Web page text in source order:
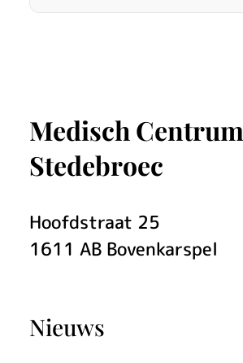
ë
n
t
e
n
o
Medisch Centrum
Stedebroec
Hoofdstraat 25
1611 AB Bovenkarspel
Nieuws